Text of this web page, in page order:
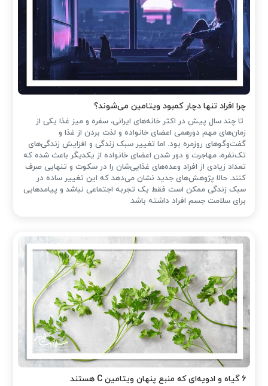
چرا افراد تنها دچار کمبود ویتامین می‌شوند؟
تا چند سال پیش در اکثر خانه‌های ایرانی، سفره و میز غذا یکی از
زمان‌های مهم دورهمی اعضای خانواده و لذت بردن از غذا و
گفت‌وگوهای روزمره بود. اما تغییر سبک زندگی و افزایش زندگی‌های
تک‌نفره، مهاجرت و دور شدن اعضای خانواده از یکدیگر باعث شده که
تعداد زیادی از افراد وعده‌های غذایی‌شان را در سکوت و تنهایی صرف
کنند. حالا پژوهش‌های جدید نشان می‌دهد که این تغییر ساده در
سبک زندگی ممکن است فقط یک تجربه اجتماعی نباشد و پیامدهایی
برای سلامت جسم افراد داشته باشد.
۶ گیاه و ادویه‌ای که منبع پنهان ویتامین C هستند